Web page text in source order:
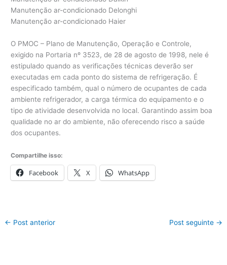
Manutenção ar-condicionado Delonghi
Manutenção ar-condicionado Haier
O PMOC – Plano de Manutenção, Operação e Controle,
exigido na Portaria nº 3523, de 28 de agosto de 1998, nele é
estipulado quando as verificações técnicas deverão ser
executadas em cada ponto do sistema de refrigeração. É
especificado também, qual o número de ocupantes de cada
ambiente refrigerador, a carga térmica do equipamento e o
tipo de atividade desenvolvida no local. Garantindo assim boa
qualidade no ar do ambiente, não oferecendo risco a saúde
dos ocupantes.
Compartilhe isso:
Facebook X WhatsApp
← Post anterior Post seguinte →